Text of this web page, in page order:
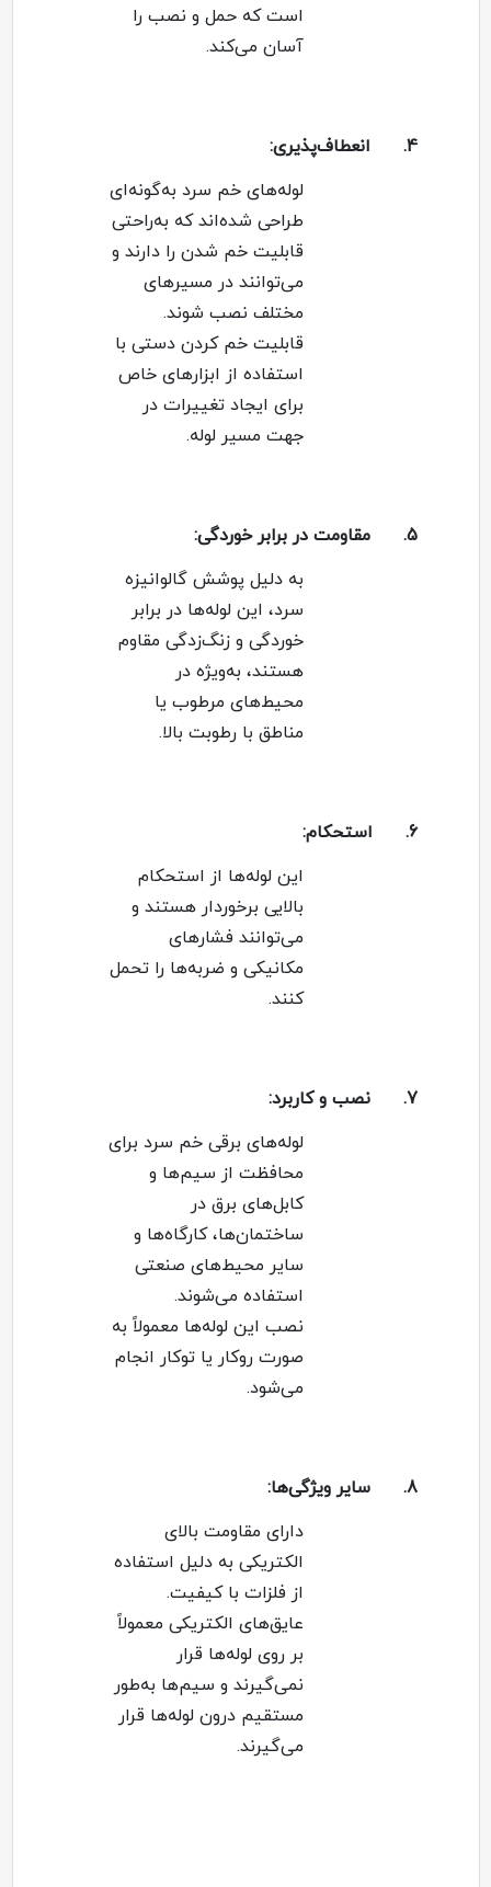
است که حمل و نصب را
آسان می‌کند.
4. انعطاف‌پذیری:
لوله‌های خم سرد به‌گونه‌ای
طراحی شده‌اند که به‌راحتی
قابلیت خم شدن را دارند و
می‌توانند در مسیرهای
مختلف نصب شوند.
قابلیت خم کردن دستی با
استفاده از ابزارهای خاص
برای ایجاد تغییرات در
جهت مسیر لوله.
5. مقاومت در برابر خوردگی:
به دلیل پوشش گالوانیزه
سرد، این لوله‌ها در برابر
خوردگی و زنگ‌زدگی مقاوم
هستند، به‌ویژه در
محیط‌های مرطوب یا
مناطق با رطوبت بالا.
6. استحکام:
این لوله‌ها از استحکام
بالایی برخوردار هستند و
می‌توانند فشارهای
مکانیکی و ضربه‌ها را تحمل
کنند.
7. نصب و کاربرد:
لوله‌های برقی خم سرد برای
محافظت از سیم‌ها و
کابل‌های برق در
ساختمان‌ها، کارگاه‌ها و
سایر محیط‌های صنعتی
استفاده می‌شوند.
نصب این لوله‌ها معمولاً به
صورت روکار یا توکار انجام
می‌شود.
8. سایر ویژگی‌ها:
دارای مقاومت بالای
الکتریکی به دلیل استفاده
از فلزات با کیفیت.
عایق‌های الکتریکی معمولاً
بر روی لوله‌ها قرار
نمی‌گیرند و سیم‌ها به‌طور
مستقیم درون لوله‌ها قرار
می‌گیرند.